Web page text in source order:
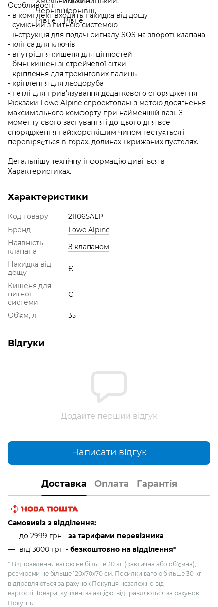
Особливості:
- в комплект входить накидка від дощу
- сумісний з питною системою
- інструкція для подачі сигналу SOS на звороті клапана
- кліпса для ключів
- внутрішня кишеня для цінностей
- бічні кишені зі стрейчевої сітки
- кріплення для трекінгових палиць
- кріплення для льодоруба
- петлі для прив'язування додаткового спорядження
Рюкзаки Lowe Alpine спроектовані з метою досягнення
максимального комфорту при найменшій вазі. З
моменту свого заснування і до цього дня все
спорядження найжорсткішим чином тестується і
перевіряється в горах, долинах і крижаних пустелях.
Детальнішу технічну інформацію дивіться в
Характеристиках.
Характеристики
Код товару
211065ALP
Бренд
Lowe Alpine
Наявність
клапана
З клапаном
Накидка від
дощу
Є
Кишеня для
питної
системи
Є
Об'єм, л 35
Відгуки
Додайте перший відгук
Написати відгук
Доставка Оплата Гарантія
Самовивіз з відділення:
до 2999 грн - за тарифами перевізника
від 3000 грн - безкоштовно на відділення*
* Відправлення вагою не більше 30 кг (фактична або об'ємна),
розмірами не більше 120х70х70 см. Посилки вагою більше 30 кг
відправляються за рахунок Покупця незалежно від
вартості. Товари, куплені за акцією, відправляються за рахунок
Покупця.